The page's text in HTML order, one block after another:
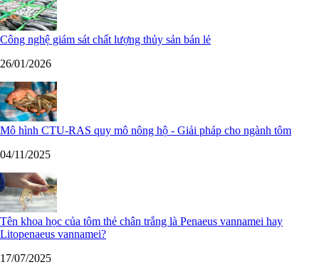
Công nghệ giám sát chất lượng thủy sản bán lẻ
26/01/2026
Mô hình CTU-RAS quy mô nông hộ - Giải pháp cho ngành tôm
04/11/2025
Tên khoa học của tôm thẻ chân trắng là Penaeus vannamei hay
Litopenaeus vannamei?
17/07/2025